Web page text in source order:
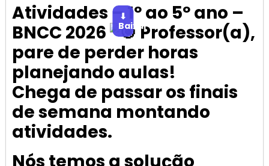
Atividades – 1º ao 5º ano –
BNCC 2026
⬇
BaixarProfessor(a),
pare de perder horas
planejando aulas!
Chega de passar os finais
de semana montando
atividades.